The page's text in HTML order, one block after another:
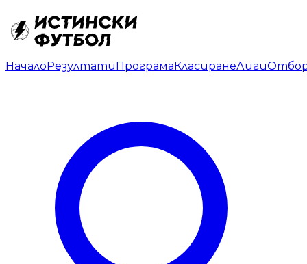
НачалоРезултатиПрограмаКласиранеЛиги